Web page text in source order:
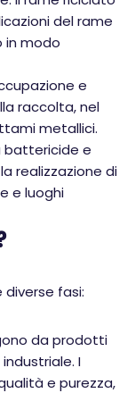
del rame
in modo
e
raccolta, nel
metallici.
battericide e
realizzazione di
e luoghi
fasi:
da prodotti
I
e purezza,